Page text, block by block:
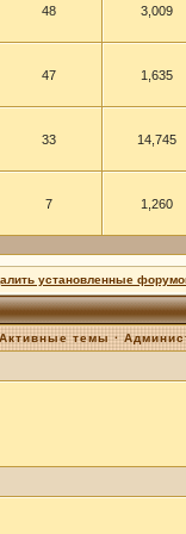
48 3,009
47 1,635
33 14,745
7 1,260
установленные
Активные темы ·